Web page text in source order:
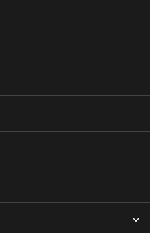
время сохранит
повторяя его
из эластичной
шёлковая нить для